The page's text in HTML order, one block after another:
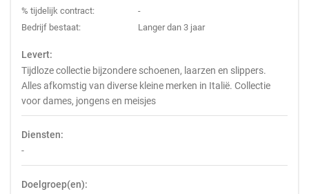
% tijdelijk contract:
-
Bedrijf bestaat:
Langer dan 3 jaar
Levert:
Tijdloze collectie bijzondere schoenen, laarzen en slippers.
Alles afkomstig van diverse kleine merken in Italië. Collectie
voor dames, jongens en meisjes
Diensten:
-
Doelgroep(en):